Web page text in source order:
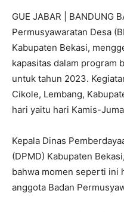
GUE JABAR | BANDUNG
Permusyawaratan Desa
Kabupaten Bekasi,
kapasitas dalam program
untuk tahun 2023.
Cikole, Lembang,
hari yaitu hari Kamis-
Kepala Dinas
(DPMD) Kabupaten
bahwa momen seperti ini
anggota Badan